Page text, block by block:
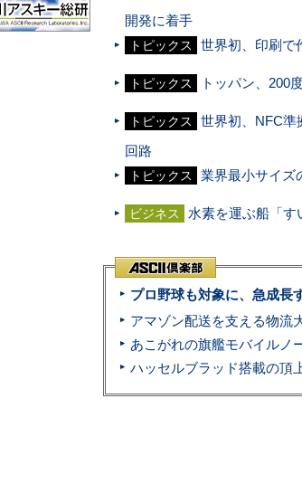
開発に着手
トピックス 世界初、印刷で
トピックス トッパン、200
トピックス
世界初、NFC準
回路
トピックス 業界最小サイズ
ビジネス 水素を運ぶ船「す
プロ野球も対象に、急成